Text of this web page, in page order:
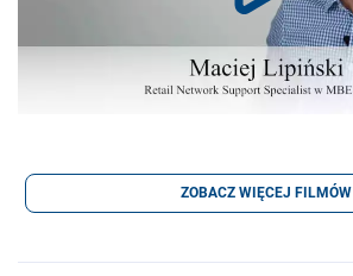
ZOBACZ WIĘCEJ FILMÓW